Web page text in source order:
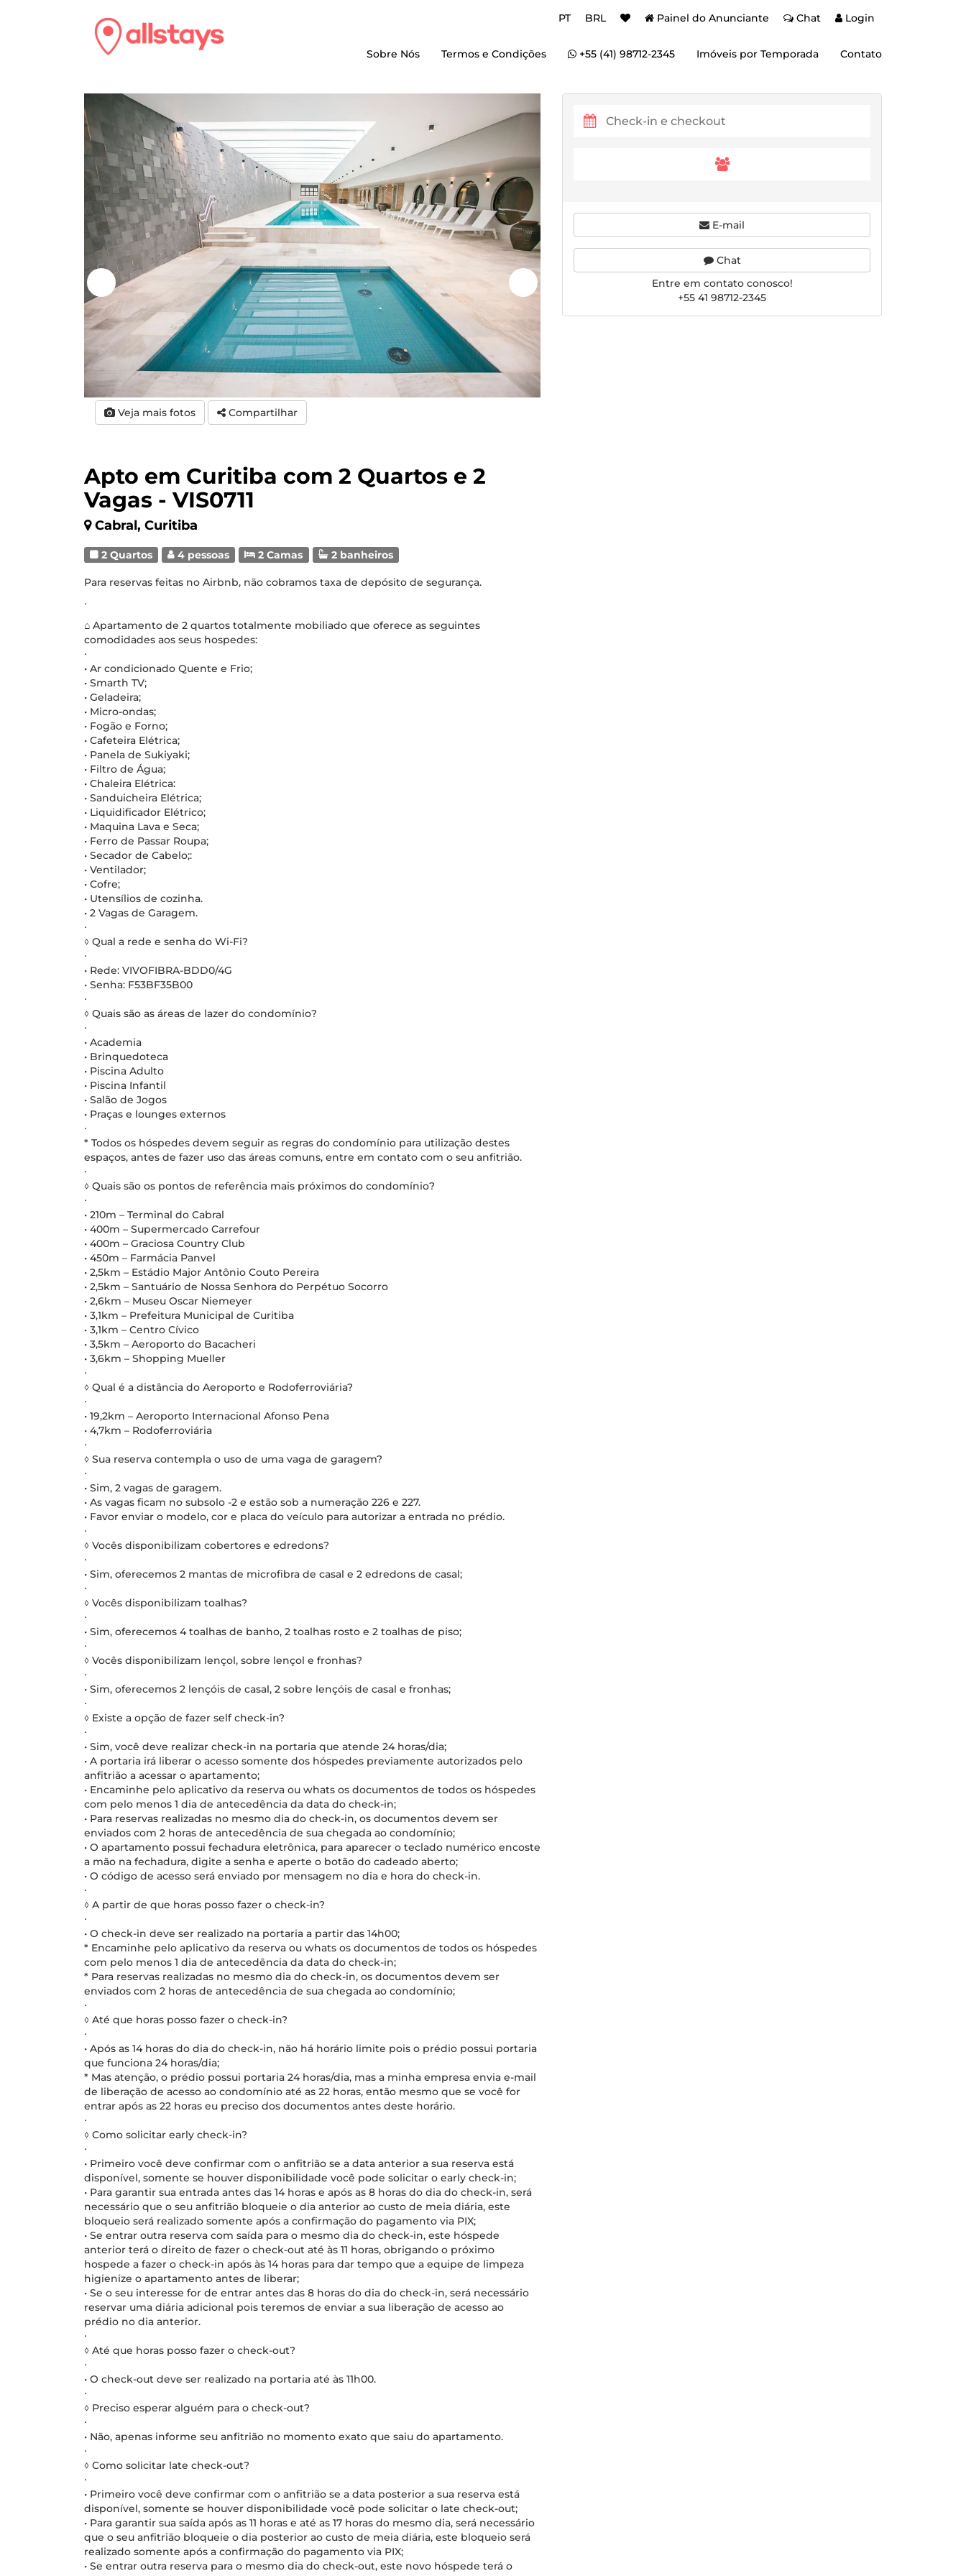
PT BRL Painel do Anunciante Chat Login
Sobre Nós Termos e Condições +55 (41) 98712-2345 Imóveis por Temporada Contato
Veja mais fotos Compartilhar
Apto em Curitiba com 2 Quartos e 2
Vagas - VIS0711
Cabral, Curitiba
2 Quartos 4 pessoas 2 Camas 2 banheiros
Para reservas feitas no Airbnb, não cobramos taxa de depósito de segurança.
∙
⌂ Apartamento de 2 quartos totalmente mobiliado que oferece as seguintes
comodidades aos seus hospedes:
∙
• Ar condicionado Quente e Frio;
• Smarth TV;
• Geladeira;
• Micro-ondas;
• Fogão e Forno;
• Cafeteira Elétrica;
• Panela de Sukiyaki;
• Filtro de Água;
• Chaleira Elétrica:
• Sanduicheira Elétrica;
• Liquidificador Elétrico;
• Maquina Lava e Seca;
• Ferro de Passar Roupa;
• Secador de Cabelo;:
• Ventilador;
• Cofre;
• Utensílios de cozinha.
• 2 Vagas de Garagem.
∙
◊ Qual a rede e senha do Wi-Fi?
∙
• Rede: VIVOFIBRA-BDD0/4G
• Senha: F53BF35B00
∙
◊ Quais são as áreas de lazer do condomínio?
∙
• Academia
• Brinquedoteca
• Piscina Adulto
• Piscina Infantil
• Salão de Jogos
• Praças e lounges externos
∙
* Todos os hóspedes devem seguir as regras do condomínio para utilização destes
espaços, antes de fazer uso das áreas comuns, entre em contato com o seu anfitrião.
∙
◊ Quais são os pontos de referência mais próximos do condomínio?
∙
• 210m – Terminal do Cabral
• 400m – Supermercado Carrefour
• 400m – Graciosa Country Club
• 450m – Farmácia Panvel
• 2,5km – Estádio Major Antônio Couto Pereira
• 2,5km – Santuário de Nossa Senhora do Perpétuo Socorro
• 2,6km – Museu Oscar Niemeyer
• 3,1km – Prefeitura Municipal de Curitiba
• 3,1km – Centro Cívico
• 3,5km – Aeroporto do Bacacheri
• 3,6km – Shopping Mueller
∙
◊ Qual é a distância do Aeroporto e Rodoferroviária?
∙
• 19,2km – Aeroporto Internacional Afonso Pena
• 4,7km – Rodoferroviária
∙
◊ Sua reserva contempla o uso de uma vaga de garagem?
∙
• Sim, 2 vagas de garagem.
• As vagas ficam no subsolo -2 e estão sob a numeração 226 e 227.
• Favor enviar o modelo, cor e placa do veículo para autorizar a entrada no prédio.
∙
◊ Vocês disponibilizam cobertores e edredons?
∙
• Sim, oferecemos 2 mantas de microfibra de casal e 2 edredons de casal;
∙
◊ Vocês disponibilizam toalhas?
∙
• Sim, oferecemos 4 toalhas de banho, 2 toalhas rosto e 2 toalhas de piso;
∙
◊ Vocês disponibilizam lençol, sobre lençol e fronhas?
∙
• Sim, oferecemos 2 lençóis de casal, 2 sobre lençóis de casal e fronhas;
∙
◊ Existe a opção de fazer self check-in?
∙
• Sim, você deve realizar check-in na portaria que atende 24 horas/dia;
• A portaria irá liberar o acesso somente dos hóspedes previamente autorizados pelo
anfitrião a acessar o apartamento;
• Encaminhe pelo aplicativo da reserva ou whats os documentos de todos os hóspedes
com pelo menos 1 dia de antecedência da data do check-in;
• Para reservas realizadas no mesmo dia do check-in, os documentos devem ser
enviados com 2 horas de antecedência de sua chegada ao condomínio;
• O apartamento possui fechadura eletrônica, para aparecer o teclado numérico encoste
a mão na fechadura, digite a senha e aperte o botão do cadeado aberto;
• O código de acesso será enviado por mensagem no dia e hora do check-in.
∙
◊ A partir de que horas posso fazer o check-in?
∙
• O check-in deve ser realizado na portaria a partir das 14h00;
* Encaminhe pelo aplicativo da reserva ou whats os documentos de todos os hóspedes
com pelo menos 1 dia de antecedência da data do check-in;
* Para reservas realizadas no mesmo dia do check-in, os documentos devem ser
enviados com 2 horas de antecedência de sua chegada ao condomínio;
∙
◊ Até que horas posso fazer o check-in?
∙
• Após as 14 horas do dia do check-in, não há horário limite pois o prédio possui portaria
que funciona 24 horas/dia;
* Mas atenção, o prédio possui portaria 24 horas/dia, mas a minha empresa envia e-mail
de liberação de acesso ao condomínio até as 22 horas, então mesmo que se você for
entrar após as 22 horas eu preciso dos documentos antes deste horário.
∙
◊ Como solicitar early check-in?
∙
• Primeiro você deve confirmar com o anfitrião se a data anterior a sua reserva está
disponível, somente se houver disponibilidade você pode solicitar o early check-in;
• Para garantir sua entrada antes das 14 horas e após as 8 horas do dia do check-in, será
necessário que o seu anfitrião bloqueie o dia anterior ao custo de meia diária, este
bloqueio será realizado somente após a confirmação do pagamento via PIX;
• Se entrar outra reserva com saída para o mesmo dia do check-in, este hóspede
anterior terá o direito de fazer o check-out até às 11 horas, obrigando o próximo
hospede a fazer o check-in após às 14 horas para dar tempo que a equipe de limpeza
higienize o apartamento antes de liberar;
• Se o seu interesse for de entrar antes das 8 horas do dia do check-in, será necessário
reservar uma diária adicional pois teremos de enviar a sua liberação de acesso ao
prédio no dia anterior.
∙
◊ Até que horas posso fazer o check-out?
∙
• O check-out deve ser realizado na portaria até às 11h00.
∙
◊ Preciso esperar alguém para o check-out?
∙
• Não, apenas informe seu anfitrião no momento exato que saiu do apartamento.
∙
◊ Como solicitar late check-out?
∙
• Primeiro você deve confirmar com o anfitrião se a data posterior a sua reserva está
disponível, somente se houver disponibilidade você pode solicitar o late check-out;
• Para garantir sua saída após as 11 horas e até as 17 horas do mesmo dia, será necessário
que o seu anfitrião bloqueie o dia posterior ao custo de meia diária, este bloqueio será
realizado somente após a confirmação do pagamento via PIX;
• Se entrar outra reserva para o mesmo dia do check-out, este novo hóspede terá o
E-mail
Chat
Entre em contato conosco!
+55 41 98712-2345